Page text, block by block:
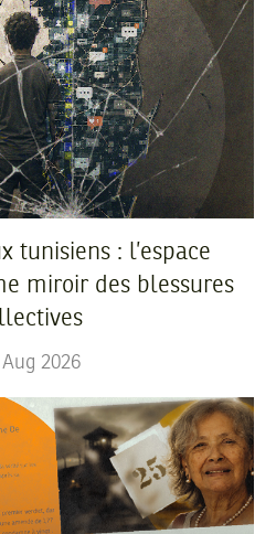
tunisiens : l’espace
miroir des blessures
Aug 2026